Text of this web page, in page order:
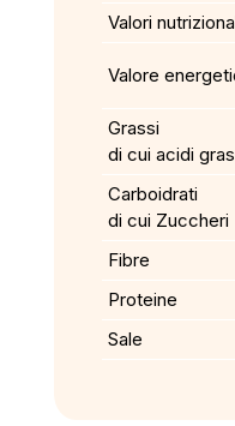
Valori
Valore
Grassi
di cui acidi
Carboidrati
di cui Zuccheri
Fibre
Proteine
Sale